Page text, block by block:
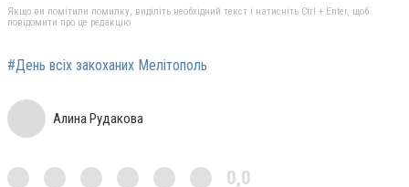
Якщо ви помітили помилку, виділіть необхідний текст і натисніть Ctrl + Enter, щоб
повідомити про це редакцію
#День всіх закоханих Мелітополь
Алина Рудакова
0,0